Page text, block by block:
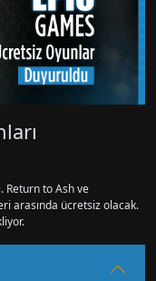
Return to Ash ve
arasında ücretsiz olacak.